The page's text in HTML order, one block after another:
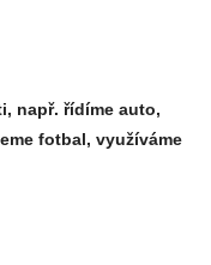
např. řídíme auto,
fotbal, využíváme